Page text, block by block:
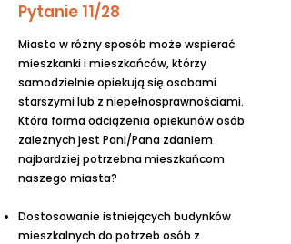
Pytanie 11/28
Miasto w różny sposób może wspierać
mieszkanki i mieszkańców, którzy
samodzielnie opiekują się osobami
starszymi lub z niepełnosprawnościami.
Która forma odciążenia opiekunów osób
zależnych jest Pani/Pana zdaniem
najbardziej potrzebna mieszkańcom
naszego miasta?
Dostosowanie istniejących budynków
mieszkalnych do potrzeb osób z